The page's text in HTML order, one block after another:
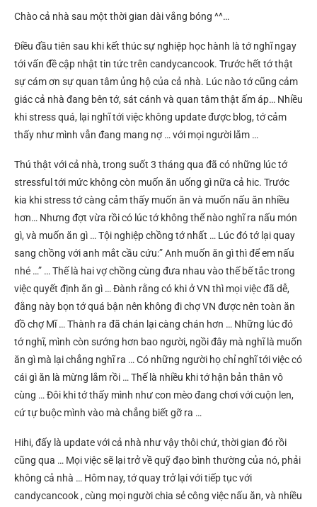
Chào cả nhà sau một thời gian dài vắng bóng ^^…
Điều đầu tiên sau khi kết thúc sự nghiệp học hành là tớ nghĩ ngay
tới vấn đề cập nhật tin tức trên candycancook. Trước hết tớ thật
sự cám ơn sự quan tâm ủng hộ của cả nhà. Lúc nào tớ cũng cảm
giác cả nhà đang bên tớ, sát cánh và quan tâm thật ấm áp… Nhiều
khi stress quá, lại nghĩ tới việc không update được blog, tớ cảm
thấy như mình vẫn đang mang nợ … với mọi người lắm …
Thú thật với cả nhà, trong suốt 3 tháng qua đã có những lúc tớ
stressful tới mức không còn muốn ăn uống gì nữa cả hic. Trước
kia khi stress tớ càng cảm thấy muốn ăn và muốn nấu ăn nhiều
hơn… Nhưng đợt vừa rồi có lúc tớ không thể nào nghĩ ra nấu món
gì, và muốn ăn gì … Tội nghiệp chồng tớ nhất … Lúc đó tớ lại quay
sang chồng với anh mắt cầu cứu:” Anh muốn ăn gì thì để em nấu
nhé …” … Thế là hai vợ chồng cùng đưa nhau vào thế bế tắc trong
việc quyết định ăn gì … Đành rằng có khi ở VN thì mọi việc đã dễ,
đằng này bọn tớ quá bận nên không đi chợ VN được nên toàn ăn
đồ chợ Mĩ … Thành ra đã chán lại càng chán hơn … Những lúc đó
tớ nghĩ, mình còn sướng hơn bao người, ngồi đây mà nghĩ là muốn
ăn gì mà lại chẳng nghĩ ra … Có những người họ chỉ nghĩ tới việc có
cái gì ăn là mừng lắm rồi … Thế là nhiều khi tớ hận bản thân vô
cùng … Đôi khi tớ thấy mình như con mèo đang chơi với cuộn len,
cứ tự buộc mình vào mà chẳng biết gỡ ra …
Hihi, đấy là update với cả nhà như vậy thôi chứ, thời gian đó rồi
cũng qua … Mọi việc sẽ lại trở về quỹ đạo bình thường của nó, phải
không cả nhà … Hôm nay, tớ quay trở lại với tiếp tục với
candycancook , cùng mọi người chia sẻ công việc nấu ăn, và nhiều